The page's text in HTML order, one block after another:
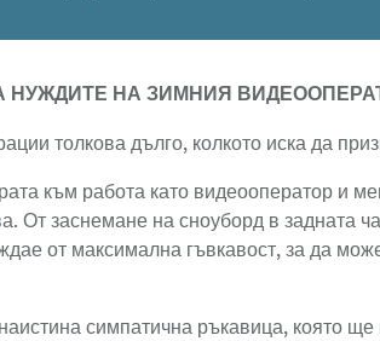
НА ЗИМНИЯ
толкова дълго, колкото иска да
към работа като видеооператор и
От заснемане на сноуборд в задната
от максимална гъвкавост, за да
симпатична ръкавица, която ще